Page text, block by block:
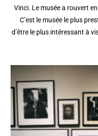
Vinci. Le musée a rouvert
C’est le musée le plus
d’être le plus intéressant à